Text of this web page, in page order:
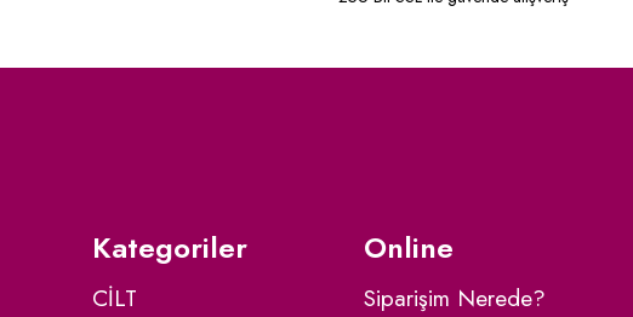
Kategoriler
CİLT
Online
Siparişim Nerede?